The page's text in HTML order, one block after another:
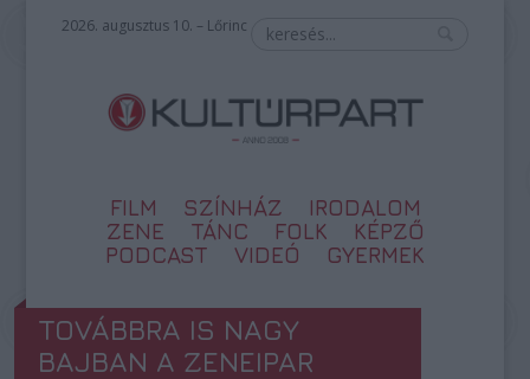
2026. augusztus 10. – Lőrinc
FILM SZÍNHÁZ
IRODALOM
ZENE
TÁNC FOLK
KÉPZŐ
PODCAST
VIDEÓ GYERMEK
TOVÁBBRA IS NAGY
BAJBAN A ZENEIPAR